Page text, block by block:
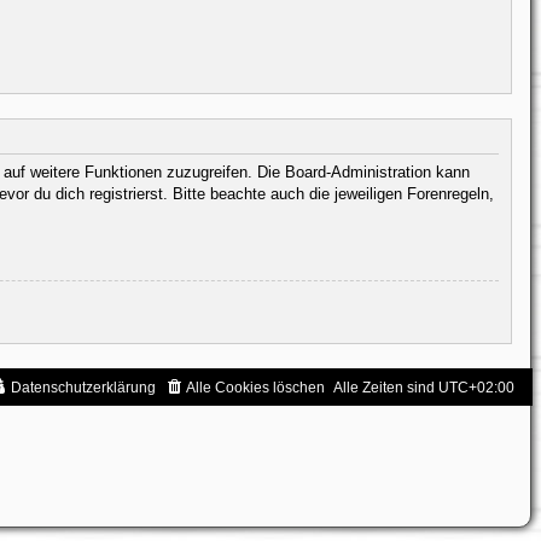
weitere Funktionen zuzugreifen. Die Board-Administration kann
du dich registrierst. Bitte beachte auch die jeweiligen Forenregeln,
Alle Zeiten sind UTC+02:00
Alle Cookies löschen
Datenschutzerklärung